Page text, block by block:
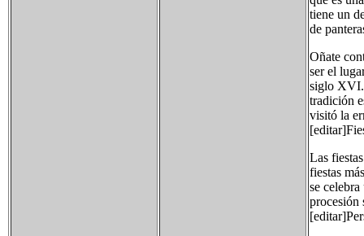
tiene un
de
Oñate
ser el
siglo XVI.
tradición
visitó la
Las
fiestas
se
procesión